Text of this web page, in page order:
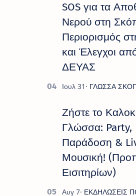
SOS για τα
Νερού στη
Περιορισμός
και Έλεγχοι
ΔΕΥΑΣ
Ζήστε το
Γλώσσα: Party,
Παράδοση &
Μουσική!
Εισιτηρίων)